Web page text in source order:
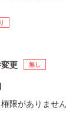
更
無し
限がありません